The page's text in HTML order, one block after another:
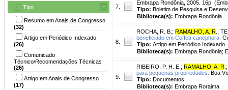
Tipo
Resumo em Anais de Congresso
(32)
Artigo em Periódico Indexado
(26)
Comunicado
Técnico/Recomendações Técnicas
(26)
Artigo em Anais de Congresso
(17)
7.
Embrapa Rondônia, 2005. 16p.
Tipo: Boletim de Pesquisa e
Biblioteca(s): Embrapa Rondônia.
8.
ROCHA, R. B. ; RAMALHO, A. R ;
beneficiado em Coffea canephora.
Tipo: Artigo em Periódico Indexado
Biblioteca(s): Embrapa Rondônia;
9.
RIBEIRO, P. H. E. ; RAMALHO, A. R
para pequenas propriedades. Boa
Tipo: Documentos
Biblioteca(s): Embrapa Roraima.